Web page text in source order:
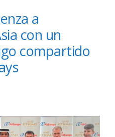
a
con un
compartido